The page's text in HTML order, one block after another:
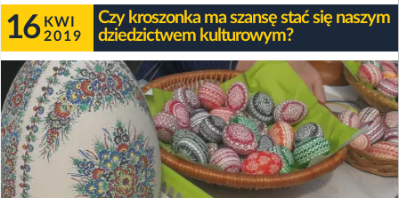
16 KWI
2019
Czy kroszonka ma szansę stać się naszym
dziedzictwem kulturowym?